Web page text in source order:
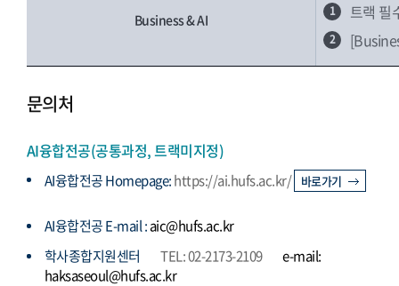
Business & AI 1 트랙 필
2
문의처
AI융합전공(공통과정, 트랙미지정)
AI융합전공 Homepage:https://ai.hufs.ac.kr/ 바로가기
AI융합전공 E-mail :aic@hufs.ac.kr
학사종합지원센터
TEL: 02-2173-2109
e-mail:
haksaseoul@hufs.ac.kr